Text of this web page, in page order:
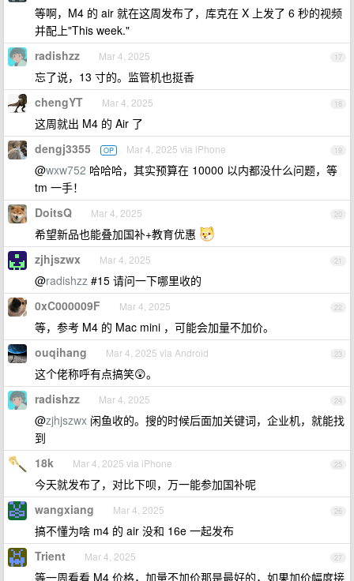
等啊，M4 的 air 就在这周发布了，库克在 X 上发了 6 秒的视频
并配上"This week."
17
radishzz Mar 4, 2025
忘了说，13 寸的。监管机也挺香
18
chengYT Mar 4, 2025
这周就出 M4 的 Air 了
19
dengj3355 OP Mar 4, 2025 via iPhone
@wxw752 哈哈哈，其实预算在 10000 以内都没什么问题，等
tm 一手！
20
DoitsQ Mar 4, 2025
希望新品也能叠加国补+教育优惠
21
zjhjszwx Mar 4, 2025
@radishzz #15 请问一下哪里收的
22
0xC000009F Mar 4, 2025
等，参考 M4 的 Mac mini ，可能会加量不加价。
23
ouqihang Mar 4, 2025 via Android
这个佬称呼有点搞笑😲。
24
radishzz Mar 4, 2025
@zjhjszwx 闲鱼收的。搜的时候后面加关键词，企业机，就能找
到
25
18k Mar 4, 2025 via iPhone
今天就发布了，对比下呗，万一能参加国补呢
26
wangxiang Mar 4, 2025
搞不懂为啥 m4 的 air 没和 16e 一起发布
27
Trient Mar 4, 2025
等一周看看 M4 价格，加量不加价那是最好的，如果加价幅度接